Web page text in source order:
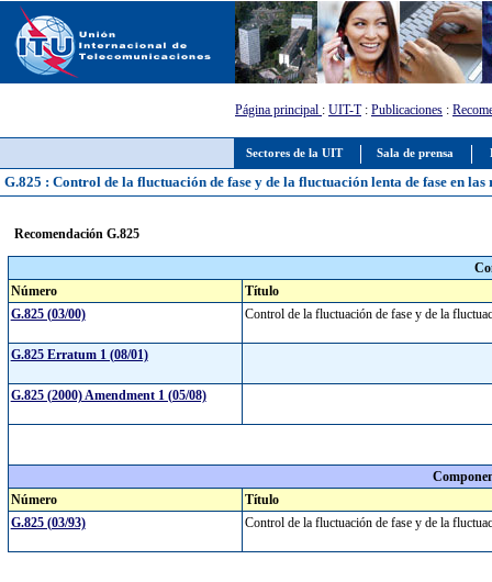
Sectores de la UIT Sala de prensa
Página principal : UIT-T: Publicaciones :
G.825 : Control de la fluctuación de fase y de la fluctuación lenta de fase en
Recomendación G.825
Número
Título
G.825 (03/00)
Control de la fluctuación de fase y de la
G.825 Erratum 1 (08/01)
G.825 (2000) Amendment 1 (05/08)
Número
Título
G.825 (03/93)
Control de la fluctuación de fase y de la